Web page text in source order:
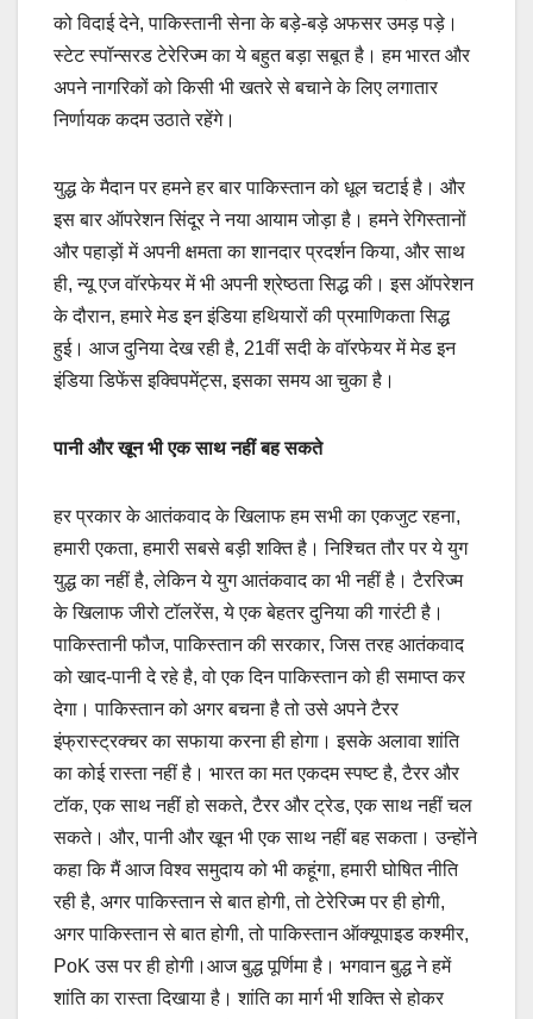
को विदाई देने, पाकिस्तानी सेना के बड़े-बड़े अफसर उमड़ पड़े।
स्टेट स्पॉन्सरड टेरेरिज्म का ये बहुत बड़ा सबूत है। हम भारत और
अपने नागरिकों को किसी भी खतरे से बचाने के लिए लगातार
निर्णायक कदम उठाते रहेंगे।
युद्ध के मैदान पर हमने हर बार पाकिस्तान को धूल चटाई है। और
इस बार ऑपरेशन सिंदूर ने नया आयाम जोड़ा है। हमने रेगिस्तानों
और पहाड़ों में अपनी क्षमता का शानदार प्रदर्शन किया, और साथ
ही, न्यू एज वॉरफेयर में भी अपनी श्रेष्ठता सिद्ध की। इस ऑपरेशन
के दौरान, हमारे मेड इन इंडिया हथियारों की प्रमाणिकता सिद्ध
हुई। आज दुनिया देख रही है, 21वीं सदी के वॉरफेयर में मेड इन
इंडिया डिफेंस इक्विपमेंट्स, इसका समय आ चुका है।
पानी और खून भी एक साथ नहीं बह सकते
हर प्रकार के आतंकवाद के खिलाफ हम सभी का एकजुट रहना,
हमारी एकता, हमारी सबसे बड़ी शक्ति है। निश्चित तौर पर ये युग
युद्ध का नहीं है, लेकिन ये युग आतंकवाद का भी नहीं है। टैररिज्म
के खिलाफ जीरो टॉलरेंस, ये एक बेहतर दुनिया की गारंटी है।
पाकिस्तानी फौज, पाकिस्तान की सरकार, जिस तरह आतंकवाद
को खाद-पानी दे रहे है, वो एक दिन पाकिस्तान को ही समाप्त कर
देगा। पाकिस्तान को अगर बचना है तो उसे अपने टैरर
इंफ्रास्ट्रक्चर का सफाया करना ही होगा। इसके अलावा शांति
का कोई रास्ता नहीं है। भारत का मत एकदम स्पष्ट है, टैरर और
टॉक, एक साथ नहीं हो सकते, टैरर और ट्रेड, एक साथ नहीं चल
सकते। और, पानी और खून भी एक साथ नहीं बह सकता। उन्होंने
कहा कि मैं आज विश्व समुदाय को भी कहूंगा, हमारी घोषित नीति
रही है, अगर पाकिस्तान से बात होगी, तो टेरेरिज्म पर ही होगी,
अगर पाकिस्तान से बात होगी, तो पाकिस्तान ऑक्यूपाइड कश्मीर,
PoK उस पर ही होगी।आज बुद्ध पूर्णिमा है। भगवान बुद्ध ने हमें
शांति का रास्ता दिखाया है। शांति का मार्ग भी शक्ति से होकर